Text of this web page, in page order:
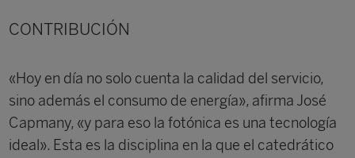
CONTRIBUCIÓN
«Hoy en día no solo cuenta la calidad del servicio,
sino además el consumo de energía», afirma José
Capmany, «y para eso la fotónica es una tecnología
ideal». Esta es la disciplina en la que el catedrático